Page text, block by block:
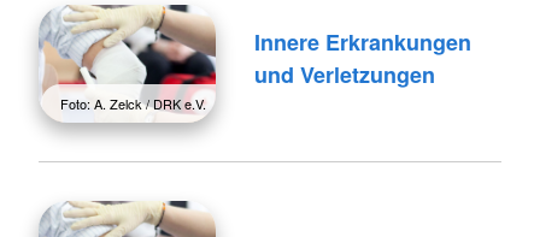
Foto: A. Zelck / DRK e.V.
Innere Erkrankungen
und Verletzungen